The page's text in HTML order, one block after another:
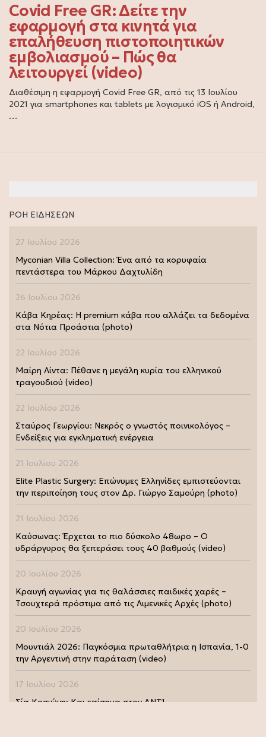
Covid Free GR: Δείτε την
εφαρμογή στα κινητά για
επαλήθευση πιστοποιητικών
εμβολιασμού – Πώς θα
λειτουργεί (video)
Διαθέσιμη η εφαρμογή Covid Free GR, από τις 13 Ιουλίου
2021 για smartphones και tablets με λογισμικό iOS ή Android,
…
ΡΟΗ ΕΙΔΗΣΕΩΝ
27 Ιουλίου 2026
Myconian Villa Collection: Ένα από τα κορυφαία
πεντάστερα του Μάρκου Δαχτυλίδη
26 Ιουλίου 2026
Κάβα Κηρέας: Η premium κάβα που αλλάζει τα δεδομένα
στα Νότια Προάστια (photo)
22 Ιουλίου 2026
Μαίρη Λίντα: Πέθανε η μεγάλη κυρία του ελληνικού
τραγουδιού (video)
22 Ιουλίου 2026
Σταύρος Γεωργίου: Νεκρός ο γνωστός ποινικολόγος –
Ενδείξεις για εγκληματική ενέργεια
21 Ιουλίου 2026
Elite Plastic Surgery: Επώνυμες Ελληνίδες εμπιστεύονται
την περιποίηση τους στον Δρ. Γιώργο Σαμούρη (photo)
21 Ιουλίου 2026
Καύσωνας: Έρχεται το πιο δύσκολο 48ωρο – Ο
υδράργυρος θα ξεπεράσει τους 40 βαθμούς (video)
20 Ιουλίου 2026
Κραυγή αγωνίας για τις θαλάσσιες παιδικές χαρές –
Τσουχτερά πρόστιμα από τις Λιμενικές Αρχές (photo)
20 Ιουλίου 2026
Μουντιάλ 2026: Παγκόσμια πρωταθλήτρια η Ισπανία, 1-0
την Αργεντινή στην παράταση (video)
17 Ιουλίου 2026
Σία Κοσιώνη: Και επίσημα στον ΑΝΤ1